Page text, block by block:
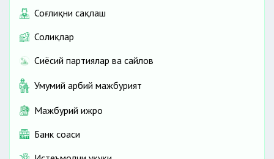
Соғлиқни сақлаш
Солиқлар
Сиёсий партиялар ва сайлов
Умумий ҳарбий мажбурият
Мажбурий ижро
Банк соҳаси